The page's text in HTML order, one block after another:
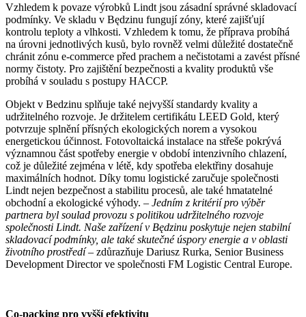
Vzhledem k povaze výrobků Lindt jsou zásadní správné skladovací
podmínky. Ve skladu v Będzinu fungují zóny, které zajišťují
kontrolu teploty a vlhkosti. Vzhledem k tomu, že příprava probíhá
na úrovni jednotlivých kusů, bylo rovněž velmi důležité dostatečně
chránit zónu e-commerce před prachem a nečistotami a zavést přísné
normy čistoty. Pro zajištění bezpečnosti a kvality produktů vše
probíhá v souladu s postupy HACCP.
Objekt v Bedzinu splňuje také nejvyšší standardy kvality a
udržitelného rozvoje. Je držitelem certifikátu LEED Gold, který
potvrzuje splnění přísných ekologických norem a vysokou
energetickou účinnost. Fotovoltaická instalace na střeše pokrývá
významnou část spotřeby energie v období intenzivního chlazení,
což je důležité zejména v létě, kdy spotřeba elektřiny dosahuje
maximálních hodnot. Díky tomu logistické zaručuje společnosti
Lindt nejen bezpečnost a stabilitu procesů, ale také hmatatelné
obchodní a ekologické výhody. – Jedním z kritérií pro výběr
partnera byl soulad provozu s politikou udržitelného rozvoje
společnosti Lindt. Naše zařízení v Będzinu poskytuje nejen stabilní
skladovací podmínky, ale také skutečné úspory energie a v oblasti
životního prostředí – zdůrazňuje Dariusz Rurka, Senior Business
Development Director ve společnosti FM Logistic Central Europe.
Co-packing pro vyšší efektivitu